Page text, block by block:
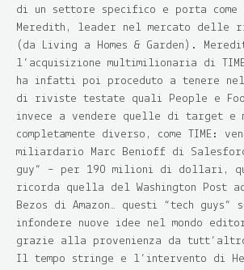
di un settore specifico e porta come
Meredith, leader nel mercato delle
(da Living a Homes & Garden).
l’acquisizione multimilionaria di
ha infatti poi proceduto a tenere
di riviste testate quali People e
invece a vendere quelle di target e
completamente diverso, come TIME:
miliardario Marc Benioff di
guy” – per 190 milioni di dollari,
ricorda quella del Washington Post
Bezos di Amazon… questi “tech guys”
infondere nuove idee nel mondo
grazie alla provenienza da
Il tempo stringe e l’intervento di